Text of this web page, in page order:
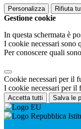
Personalizza Rifiuta
Gestione cookie
In questa schermata è
I cookie necessari sono
Per conoscere quali
Cookie necessari per il
I cookie necessari per il
Accetta tutti Salva le